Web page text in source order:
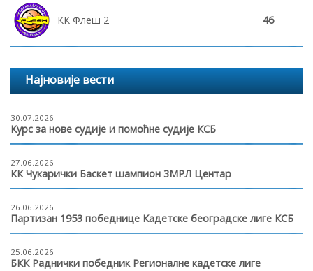
КК Флеш 2 46
Најновије вести
30.07.2026
Курс за нове судије и помоћне судије КСБ
27.06.2026
КК Чукарички Баскет шампион 3МРЛ Центар
26.06.2026
Партизан 1953 победнице Кадетске београдске лиге КСБ
25.06.2026
БКК Раднички победник Регионалне кадетске лиге